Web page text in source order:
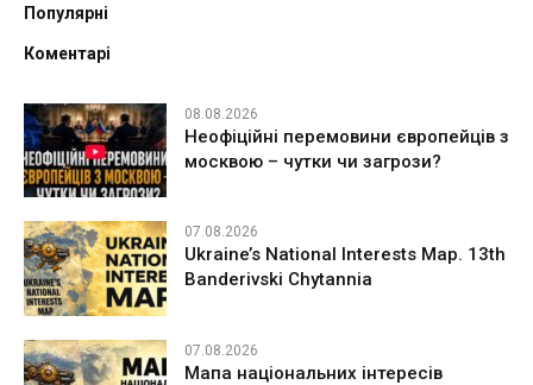
Популярні
Коментарі
08.08.2026
Неофіційні перемовини європейців з
москвою – чутки чи загрози?
07.08.2026
Ukraine’s National Interests Map. 13th
Banderivski Chytannia
07.08.2026
Мапа національних інтересів